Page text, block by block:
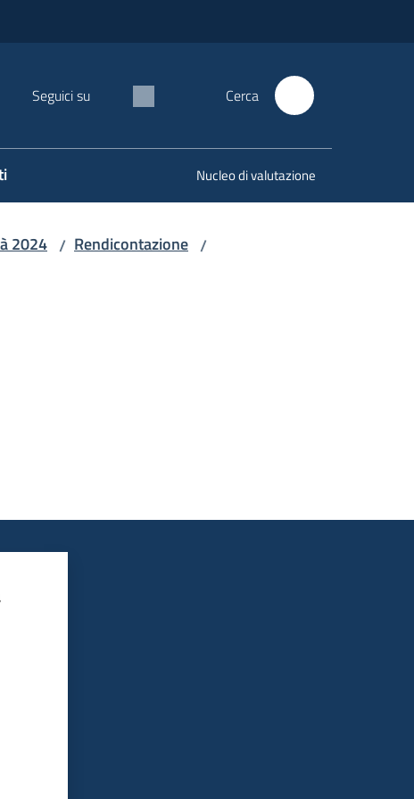
Seguici su Cerca
Nucleo di valutazione
2024 / Rendicontazione /